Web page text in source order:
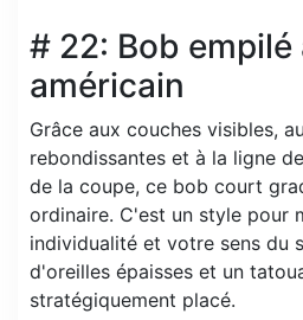
# 22: Bob
américain
Grâce aux couches visibles,
rebondissantes et à la ligne
de la coupe, ce bob court
ordinaire. C'est un style pour
individualité et votre sens du
d'oreilles épaisses et un
stratégiquement placé.